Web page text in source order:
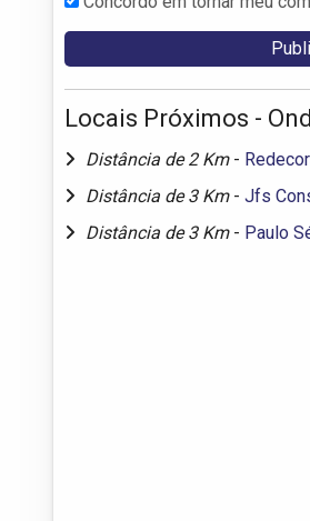
Locais Próximos -
Distância de 2 Km -
Distância de 3 Km - Jfs
Distância de 3 Km - Paulo